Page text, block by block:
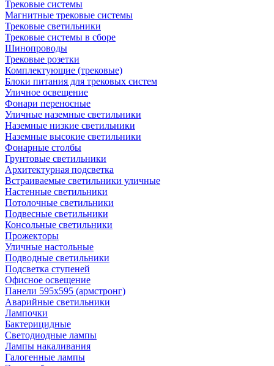
Трековые системы
Магнитные трековые системы
Трековые светильники
Трековые системы в сборе
Шинопроводы
Трековые розетки
Комплектующие (трековые)
Блоки питания для трековых систем
Уличное освещение
Фонари переносные
Уличные наземные светильники
Наземные низкие светильники
Наземные высокие светильники
Фонарные столбы
Грунтовые светильники
Архитектурная подсветка
Встраиваемые светильники уличные
Настенные светильники
Потолочные светильники
Подвесные светильники
Консольные светильники
Прожекторы
Уличные настольные
Подводные светильники
Подсветка ступеней
Офисное освещение
Панели 595х595 (армстронг)
Аварийные светильники
Лампочки
Бактерицидные
Светодиодные лампы
Лампы накаливания
Галогенные лампы